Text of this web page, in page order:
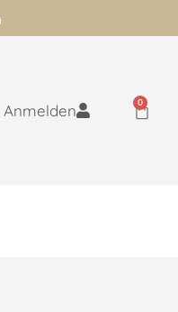
Anmelden 0